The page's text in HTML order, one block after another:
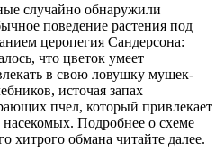
случайно обнаружили
поведение растения под
церопегия Сандерсона:
что цветок умеет
в свою ловушку мушек-
источая запах
пчел, который привлекает
насекомых. Подробнее о схеме
хитрого обмана читайте далее.